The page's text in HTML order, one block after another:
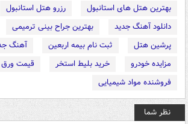
بهترین هتل های استانبول
رزرو هتل استانبول
دانلود آهنگ جدید
بهترین جراح بینی ترمیمی
پرشین هتل
ثبت نام بیمه اربعین
آهنگ
مزایده خودرو
خرید بلیط استخر
قیمت
فروشنده مواد شیمیایی
نظر شما